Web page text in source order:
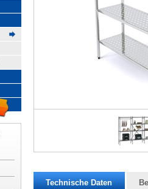
Technische Daten